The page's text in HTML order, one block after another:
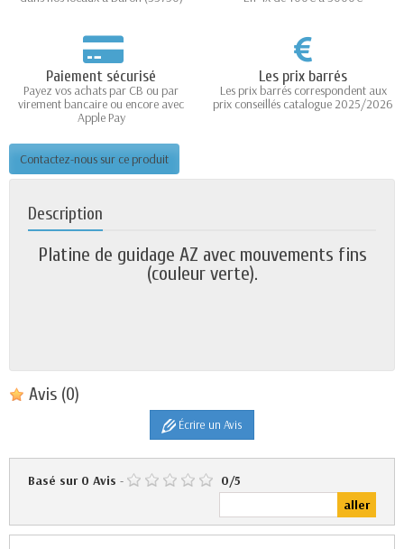
Paiement sécurisé
Payez vos achats par CB ou par
virement bancaire ou encore avec
Apple Pay
Les prix barrés
Les prix barrés correspondent aux
prix conseillés catalogue 2025/2026
Contactez-nous sur ce produit
Description
Platine de guidage AZ avec mouvements fins
(couleur verte).
Avis (0)
Écrire un Avis
Basé sur 0 Avis - 0/5